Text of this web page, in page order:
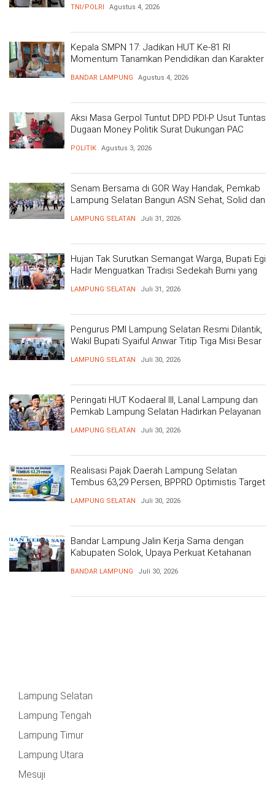
TNI/POLRI Agustus 4, 2026
Kepala SMPN 17: Jadikan HUT Ke-81 RI
Momentum Tanamkan Pendidikan dan Karakter
BANDAR LAMPUNG Agustus 4, 2026
Aksi Masa Gerpol Tuntut DPD PDI-P Usut Tuntas
Dugaan Money Politik Surat Dukungan PAC
POLITIK Agustus 3, 2026
Senam Bersama di GOR Way Handak, Pemkab
Lampung Selatan Bangun ASN Sehat, Solid dan
LAMPUNG SELATAN Juli 31, 2026
Hujan Tak Surutkan Semangat Warga, Bupati Egi
Hadir Menguatkan Tradisi Sedekah Bumi yang
LAMPUNG SELATAN Juli 31, 2026
Pengurus PMI Lampung Selatan Resmi Dilantik,
Wakil Bupati Syaiful Anwar Titip Tiga Misi Besar
LAMPUNG SELATAN Juli 30, 2026
Peringati HUT Kodaeral III, Lanal Lampung dan
Pemkab Lampung Selatan Hadirkan Pelayanan
LAMPUNG SELATAN Juli 30, 2026
Realisasi Pajak Daerah Lampung Selatan
Tembus 63,29 Persen, BPPRD Optimistis Target
LAMPUNG SELATAN Juli 30, 2026
Bandar Lampung Jalin Kerja Sama dengan
Kabupaten Solok, Upaya Perkuat Ketahanan
BANDAR LAMPUNG Juli 30, 2026
Lampung Selatan
Lampung Tengah
Lampung Timur
Lampung Utara
Mesuji